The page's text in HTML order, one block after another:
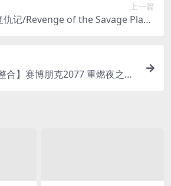
上一篇
仇记/Revenge of the Savage Plane
合】赛博朋克2077 重燃夜之城